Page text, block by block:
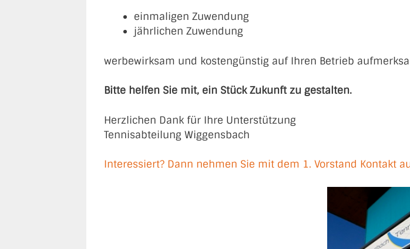
einmaligen Zuwendung
jährlichen Zuwendung
werbewirksam und kostengünstig auf Ihren Betrieb
Bitte helfen Sie mit, ein Stück Zukunft zu gestalten.
Herzlichen Dank für Ihre Unterstützung
Tennisabteilung Wiggensbach
Interessiert? Dann nehmen Sie mit dem 1. Vorstand Kontakt